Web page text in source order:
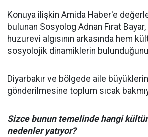
Konuya ilişkin Amida Haber'e
bulunan Sosyolog Adnan Fırat
huzurevi algısının arkasında hem
sosyolojik dinamiklerin
Diyarbakır ve bölgede aile
gönderilmesine toplum sıcak
Sizce bunun temelinde hangi
nedenler yatıyor?